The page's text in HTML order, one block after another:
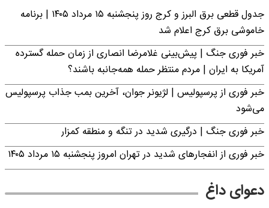
جدول قطعی برق البرز و کرج روز پنجشنبه ۱۵ مرداد ۱۴۰۵ | برنامه
خاموشی برق کرج اعلام شد
خبر فوری جنگ | پیش‌بینی غلامرضا انصاری از زمان حمله گسترده
آمریکا به ایران | مردم منتظر حمله همه‌جانبه باشند؟
خبر فوری از پرسپولیس | لژیونر جوان، آخرین بمب جذاب پرسپولیس
می‌شود
خبر فوری جنگ | درگیری شدید در تنگه و منطقه کمزار
خبر فوری از انفجارهای شدید در تهران امروز پنجشنبه ۱۵ مرداد ۱۴۰۵
دعوای داغ